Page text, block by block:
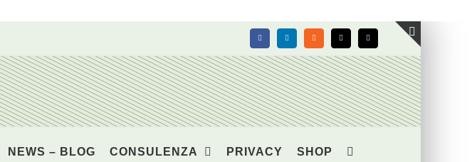
FacebookLinkedIn Rss X Email
NEWS – BLOG CONSULENZA PRIVACY SHOP
Toggle
area
barra
scorrevole